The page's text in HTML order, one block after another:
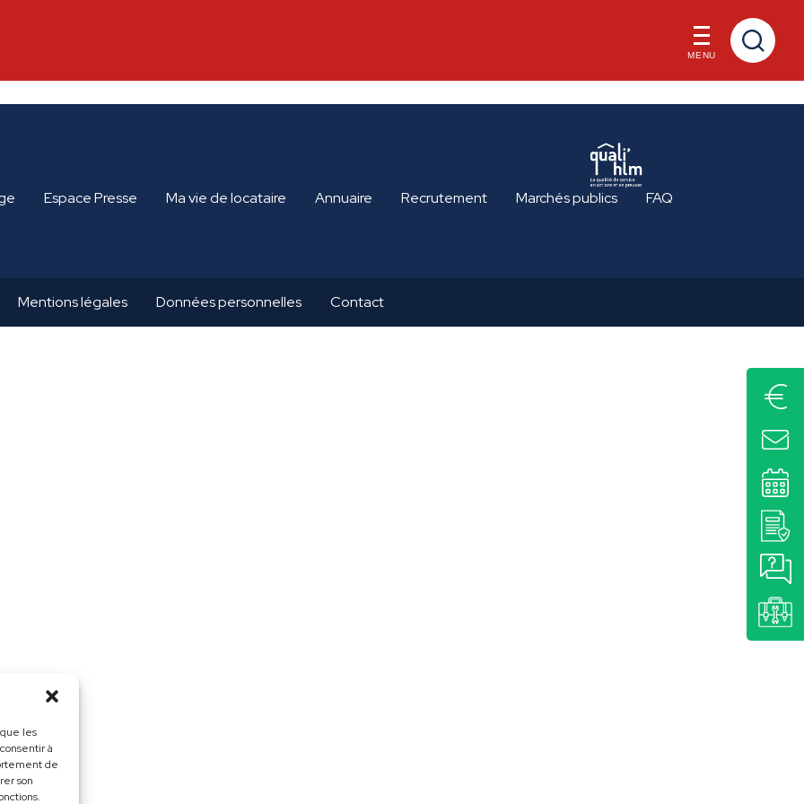
les
à
de
son
MENU
Espace Presse Ma vie de locataire Annuaire Recrutement Marchés publics FAQ
Mentions légales Données personnelles Contact